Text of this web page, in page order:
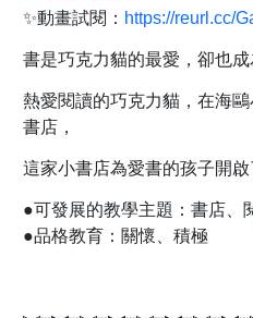
✨動畫試閱： https://reurl.cc/
書是巧克力貓的最愛，卻也成
熱愛閱讀的巧克力貓，在海
書店，
這家小書店為愛書的孩子開
●可發展的教學主題：書店、
●品格教育：關懷、積極